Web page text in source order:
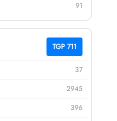
91
TGP 711
37
2945
396